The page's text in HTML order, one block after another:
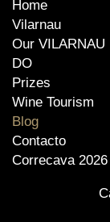
Home
Vilarnau
Our VILARNAU
DO
Prizes
Wine Tourism
Blog
Contacto
Correcava 2026